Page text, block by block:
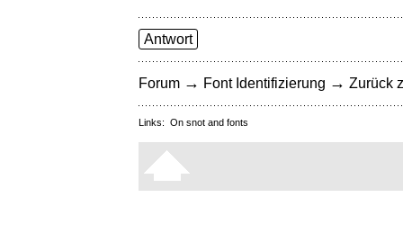
Antwort
Forum → Font Identifizierung → Zurück
Links: On snot and fonts